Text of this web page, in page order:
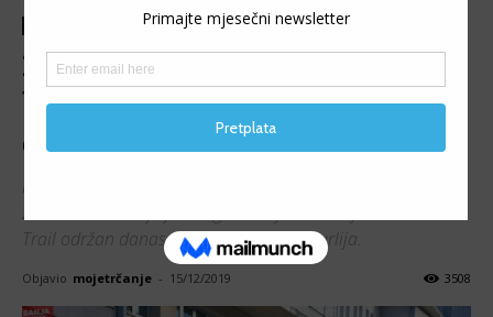
2. BANJALUKA WINTER
TRAIL: Sunčani zimski trail
okupio lijepu skupinu trkača
Drugi po redu Banjaluka Winter Trail festival sporta,
zabave i edukacije je u organizaciji udruženja Kozara Ultra
Trail održan danas u Parku prirode Suturlija.
Objavio mojetrčanje - 15/12/2019 3508